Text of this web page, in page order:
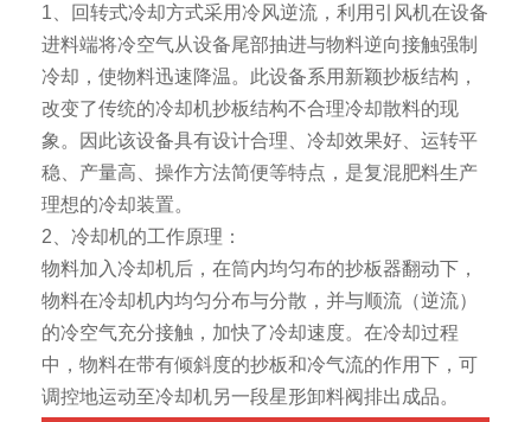
1、回转式冷却方式采用冷风逆流，利用引风机在设备
进料端将冷空气从设备尾部抽进与物料逆向接触强制
冷却，使物料迅速降温。此设备系用新颖抄板结构，
改变了传统的冷却机抄板结构不合理冷却散料的现
象。因此该设备具有设计合理、冷却效果好、运转平
稳、产量高、操作方法简便等特点，是复混肥料生产
理想的冷却装置。
2、冷却机的工作原理：
物料加入冷却机后，在筒内均匀布的抄板器翻动下，
物料在冷却机内均匀分布与分散，并与顺流（逆流）
的冷空气充分接触，加快了冷却速度。在冷却过程
中，物料在带有倾斜度的抄板和冷气流的作用下，可
调控地运动至冷却机另一段星形卸料阀排出成品。